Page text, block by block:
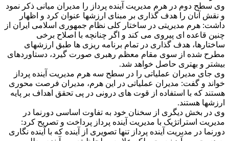
وی سطح دوم در هرم مدیریت آینده پرداز را مدیران میانی ذکر نمود
و نقش آنان را هدف گذاری بر مبنای ارزشها عنوان کرد و اظهار
داشت: هرم مدیریتی در ساختار کلی نظام جمهوری اسلامی ایران از
چنین قاعده ای پیروی می کند و اگر چنانچه با اصلاح برخی
ساختارها، هدف گذاری در تمام برنامه ریزی ها طبق ارزشهای
مطرح شده از سوی مقام معظم رهبری صورت گیرد، دستاوردهای
بیشتر و بهتری حاصل خواهد شد.
وی جای مدیران عملیاتی را در سطح سه هرم مدیریت آینده پرداز
خواند و گفت: مدیران عملیاتی در این هرم، مدیران فرصت محوری
هستند که با استفاده از قوت های درونی در پی تحقق اهداف بر پایه
ارزشها هستند.
وی در بخش دیگری از سخنان خود به تفاوت اساسی دورنما در
مدیریت استراتژیک با مدیریت آینده پرداز پرداخت و تصریح کرد:
دورنما در مدیریت آینده پرداز تنها تصویری از آینده که با آینده نگاری